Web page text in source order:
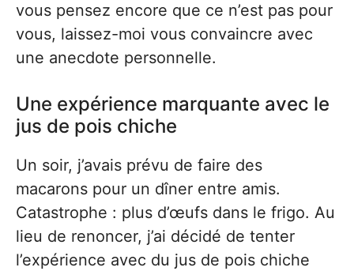
vous pensez encore que ce n’est pas pour
vous, laissez-moi vous convaincre avec
une anecdote personnelle.
Une expérience marquante avec le
jus de pois chiche
Un soir, j’avais prévu de faire des
macarons pour un dîner entre amis.
Catastrophe : plus d’œufs dans le frigo. Au
lieu de renoncer, j’ai décidé de tenter
l’expérience avec du jus de pois chiche